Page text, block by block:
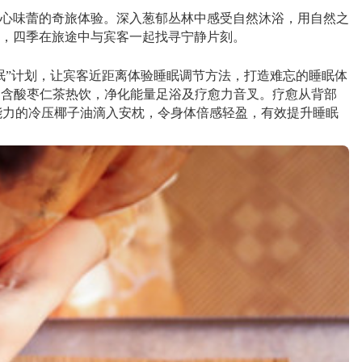
味蕾的奇旅体验。深入葱郁丛林中感受自然沐浴，用自然之
四季在旅途中与宾客一起找寻宁静片刻。
计划，让宾客近距离体验睡眠调节方法，打造难忘的睡眠体
酸枣仁茶热饮，净化能量足浴及疗愈力音叉。疗愈从背部
的冷压椰子油滴入安枕，令身体倍感轻盈，有效提升睡眠